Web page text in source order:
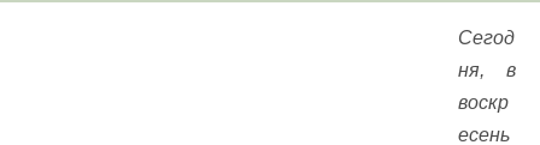
Сегод
ня, в
воскр
есень